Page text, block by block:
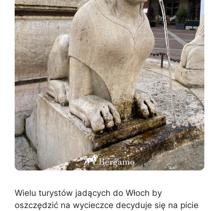
Wielu turystów jadących do Włoch by
oszczędzić na wycieczce decyduje się na picie